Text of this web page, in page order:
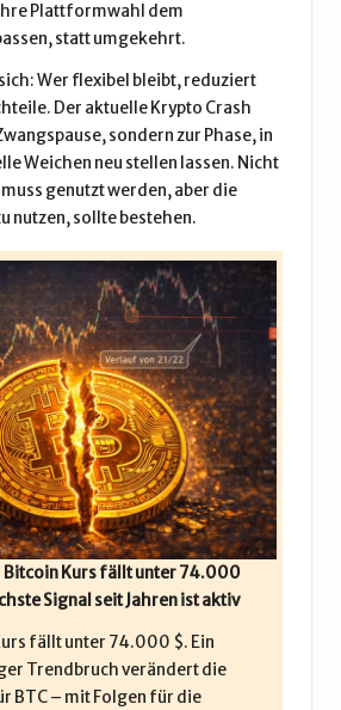
Plattformwahl dem
statt umgekehrt.
Wer flexibel bleibt, reduziert
Der aktuelle Krypto Crash
sondern zur Phase, in
Weichen neu stellen lassen. Nicht
genutzt werden, aber die
nutzen, sollte bestehen.
Bitcoin Kurs fällt unter 74.000
Signal seit Jahren ist aktiv
fällt unter 74.000 $. Ein
Trendbruch verändert die
BTC – mit Folgen für die